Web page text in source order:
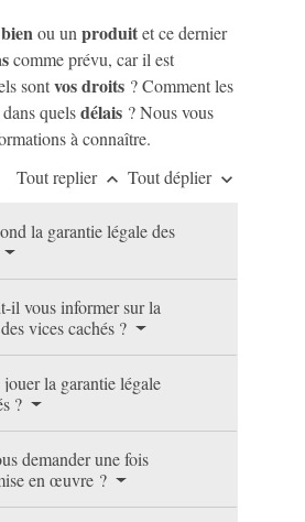
bien ou unproduitet ce dernier
comme prévu, car il est
sontvos droits ? Comment les
dans quelsdélais ? Nous vous
à connaître.
Tout replier keyboard_arrow_up Tout déplier keyboard_arrow_down
la garantie légale des
il vous informer sur la
vices cachés ?
la garantie légale
?
demander une fois
en œuvre ?